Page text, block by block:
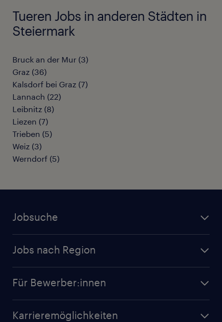
Tueren Jobs in anderen Städten in
Steiermark
Bruck an der Mur (3)
Graz (36)
Kalsdorf bei Graz (7)
Lannach (22)
Leibnitz (8)
Liezen (7)
Trieben (5)
Weiz (3)
Werndorf (5)
Jobsuche
Initiativbewerbung
Jobs nach Region
Für Bewerber:innen
Karrieremöglichkeiten